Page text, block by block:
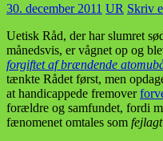
30. december 2011 UR Skriv
Uetisk Råd, der har slumret
månedsvis, er vågnet op og
forgiftet af brændende
tænkte Rådet først, men
at handicappede fremover
forældre og samfundet, fordi
fænomenet omtales som